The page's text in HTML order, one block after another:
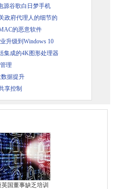
源谷歌白日梦手机
政府代理人的细节的
的恶意软件
升级到Windows 10
集成的4K图形处理器
理
数据提升
享控制
国董事缺乏培训